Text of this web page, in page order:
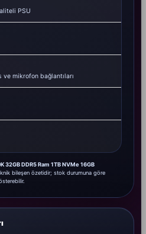
PSU
mikrofon bağlantıları
32GB DDR5 Ram 1TB NVMe 16GB
bileşen özetidir; stok durumuna göre